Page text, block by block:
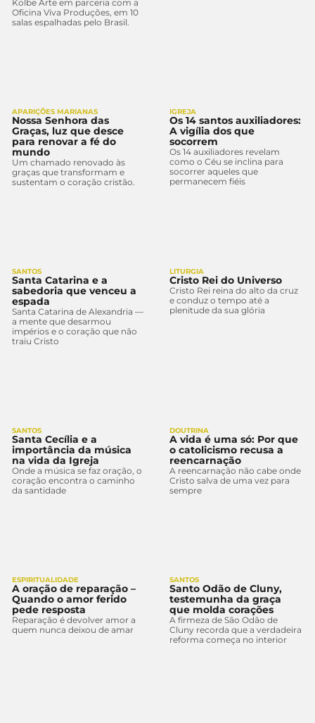
Kolbe Arte em parceria com a
Oficina Viva Produções, em 10
salas espalhadas pelo Brasil.
APARIÇÕES MARIANAS
Nossa Senhora das
Graças, luz que desce
para renovar a fé do
mundo
Um chamado renovado às
graças que transformam e
sustentam o coração cristão.
IGREJA
Os 14 santos auxiliadores:
A vigília dos que
socorrem
Os 14 auxiliadores revelam
como o Céu se inclina para
socorrer aqueles que
permanecem fiéis
SANTOS
Santa Catarina e a
sabedoria que venceu a
espada
Santa Catarina de Alexandria —
a mente que desarmou
impérios e o coração que não
traiu Cristo
LITURGIA
Cristo Rei do Universo
Cristo Rei reina do alto da cruz
e conduz o tempo até a
plenitude da sua glória
SANTOS
Santa Cecília e a
importância da música
na vida da Igreja
Onde a música se faz oração, o
coração encontra o caminho
da santidade
DOUTRINA
A vida é uma só: Por que
o catolicismo recusa a
reencarnação
A reencarnação não cabe onde
Cristo salva de uma vez para
sempre
ESPIRITUALIDADE
A oração de reparação –
Quando o amor ferido
pede resposta
Reparação é devolver amor a
quem nunca deixou de amar
SANTOS
Santo Odão de Cluny,
testemunha da graça
que molda corações
A firmeza de São Odão de
Cluny recorda que a verdadeira
reforma começa no interior